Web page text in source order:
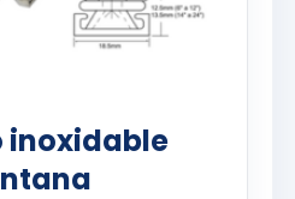
inoxidable